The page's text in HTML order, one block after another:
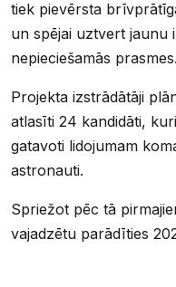
tiek pievērsta
un spējai uztvert
nepieciešamās prasmes.
Projekta izstrādātāji
atlasīti 24 kandidāti,
gatavoti lidojumam
astronauti.
Spriežot pēc tā
vajadzētu parādīties